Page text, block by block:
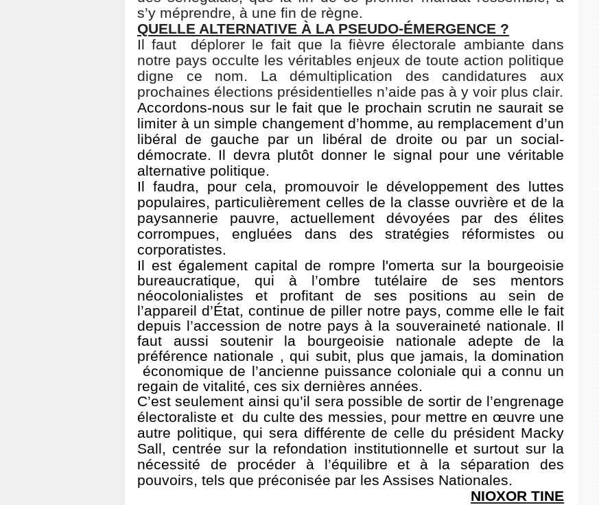
s’y méprendre, à une fin de règne.
QUELLE ALTERNATIVE À LA PSEUDO-ÉMERGENCE ?
Il faut déplorer le fait que la fièvre électorale ambiante dans
notre pays occulte les véritables enjeux de toute action politique
digne ce nom. La démultiplication des candidatures aux
prochaines élections présidentielles n’aide pas à y voir plus clair.
Accordons-nous sur le fait que le prochain scrutin ne saurait se
limiter à un simple changement d’homme, au remplacement d’un
libéral de gauche par un libéral de droite ou par un social-
démocrate. Il devra plutôt donner le signal pour une véritable
alternative politique.
Il faudra, pour cela, promouvoir le développement des luttes
populaires, particulièrement celles de la classe ouvrière et de la
paysannerie pauvre, actuellement dévoyées par des élites
corrompues, engluées dans des stratégies réformistes ou
corporatistes.
Il est également capital de rompre l'omertasur la bourgeoisie
bureaucratique, qui à l’ombre tutélaire de ses mentors
néocolonialistes et profitant de ses positions au sein de
l’appareil d’État, continue de piller notre pays, comme elle le fait
depuis l’accession de notre pays à la souveraineté nationale. Il
faut aussi soutenir la bourgeoisie nationale adepte de la
préférence nationale , qui subit, plus que jamais, la domination
économique de l’ancienne puissance coloniale qui a connu un
regain de vitalité, ces six dernières années.
C’est seulement ainsi qu’il sera possible de sortir de l’engrenage
électoraliste et du culte des messies, pour mettre en œuvre une
autre politique, qui sera différente de celle du président Macky
Sall, centrée sur la refondation institutionnelle et surtout sur la
nécessité de procéder à l’équilibre et à la séparation des
pouvoirs, tels que préconisée par les Assises Nationales.
NIOXOR TINE